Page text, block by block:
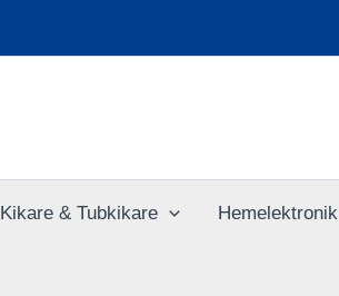
Kikare & Tubkikare Hemelektronik